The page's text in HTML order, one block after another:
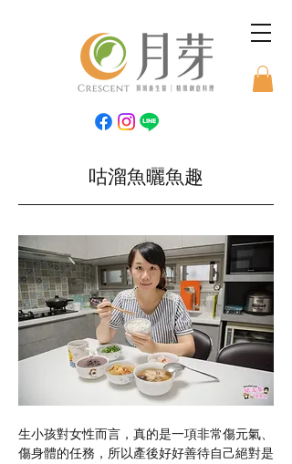
咕溜魚曬魚趣
生小孩對女性而言，真的是一項非常傷元氣、
傷身體的任務，所以產後好好善待自己絕對是